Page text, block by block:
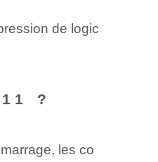
de logic
?
les co